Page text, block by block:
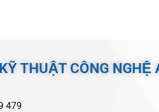
THUẬT CÔNG NGHỆ
479